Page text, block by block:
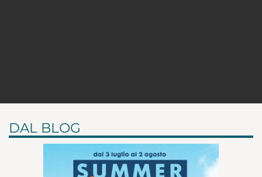
DAL BLOG